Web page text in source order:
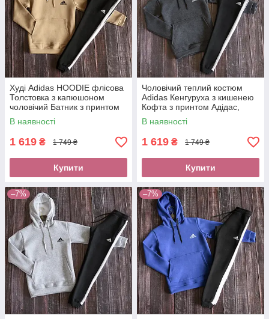
Худі Adidas HOODIE флісова
Толстовка з капюшоном
чоловічий Батник з принтом
Адідас спортивні штани з
лампасами
В наявності
1 619 ₴ 1 749 ₴
Купити
Чоловічий теплий костюм
Adidas Кенгуруха з кишенею
Кофта з принтом Адідас,
зимові штани з лампасами
В наявності
1 619 ₴ 1 749 ₴
Купити
–7% –7%